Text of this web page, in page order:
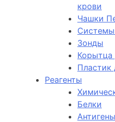
крови
Чашки
Системы
Зонды
Корытца
Пластик
Реагенты
Белки
Антигены